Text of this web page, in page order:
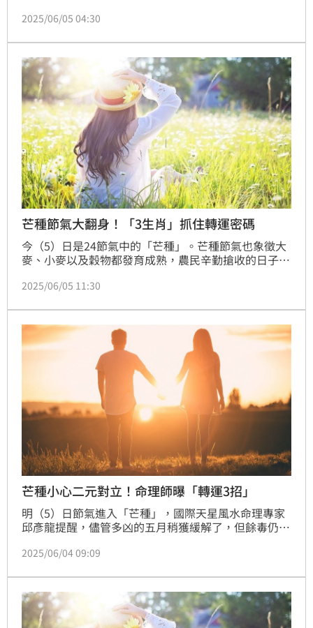
氣候的轉變，也揭開仲夏農事的序幕，更蘊含著農民對
2025/06/05 04:30
芒種節氣大翻身！「3生肖」抓住轉運密碼
今（5）日是24節氣中的「芒種」。芒種節氣也象徵大
麥、小麥以及穀物都發育成熟，農民辛勤搶收的日子，
為「忙種」。對此，《紫微科技網》點出「3個生
2025/06/05 11:30
芒種小心二元對立！命理師曝「轉運3招」
明（5）日節氣進入「芒種」，國際天星風水命理專家
邱彥龍提醒，儘管多凶的五月稍獲緩解了，但餘毒仍
產生變動或停止，因有三吉星「太陽」、「水星」、
靜待上天安排。
2025/06/04 09:09